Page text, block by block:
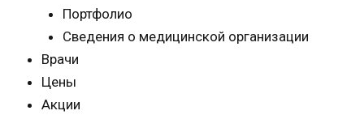
Портфолио
Сведения о медицинской организации
Врачи
Цены
Акции